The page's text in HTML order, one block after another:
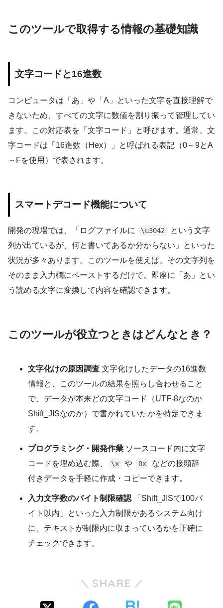
このツールで取得する情報の基礎知識
文字コードと16進数
コンピュータは「あ」や「A」といった文字を直接理解で
きないため、すべての文字に数値を割り振って管理してい
ます。この対応表を「文字コード」と呼びます。通常、文
字コードは「16進数（Hex）」と呼ばれる表記（0～9とA
～Fを使用）で表されます。
スマートデコード機能について
開発の現場では、「ログファイルに \u3042
という文字
列が出ているが、何と書いてあるか分からない」といった
状況が多々あります。このツールを使えば、その文字列を
そのまま入力欄にペーストするだけで、即座に「あ」とい
う読める文字に変換して内容を確認できます。
このツールが役立つときはどんなとき？
文字化けの原因調査 文字化けしたデータの16進数
情報と、このツールの結果を照らし合わせること
で、データが本来どの文字コード（UTF-8なのか
Shift_JISなのか）で書かれていたかを特定できま
す。
プログラミング・開発作業 ソースコード内に文字
コードを埋め込む際、
\x や 0x
などの接頭辞
付きデータを手軽に作成・コピーできます。
入力文字数のバイト制限確認 「Shift_JISで100バ
イト以内」といった入力制限があるシステム向け
に、テキストが制限内に収まっているかを正確に
チェックできます。
SHARE